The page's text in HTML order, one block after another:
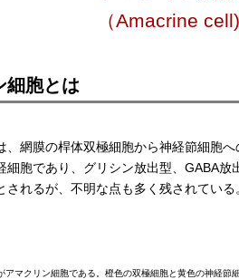
（Amacrine cell)
細胞とは
、網膜の桿体双極細胞から神経節細胞
細胞であり、グリシン放出型、GABA
されるが、不明な点も多く残されている
マクリン細胞である。橙色の双極細胞と黄色の神経節